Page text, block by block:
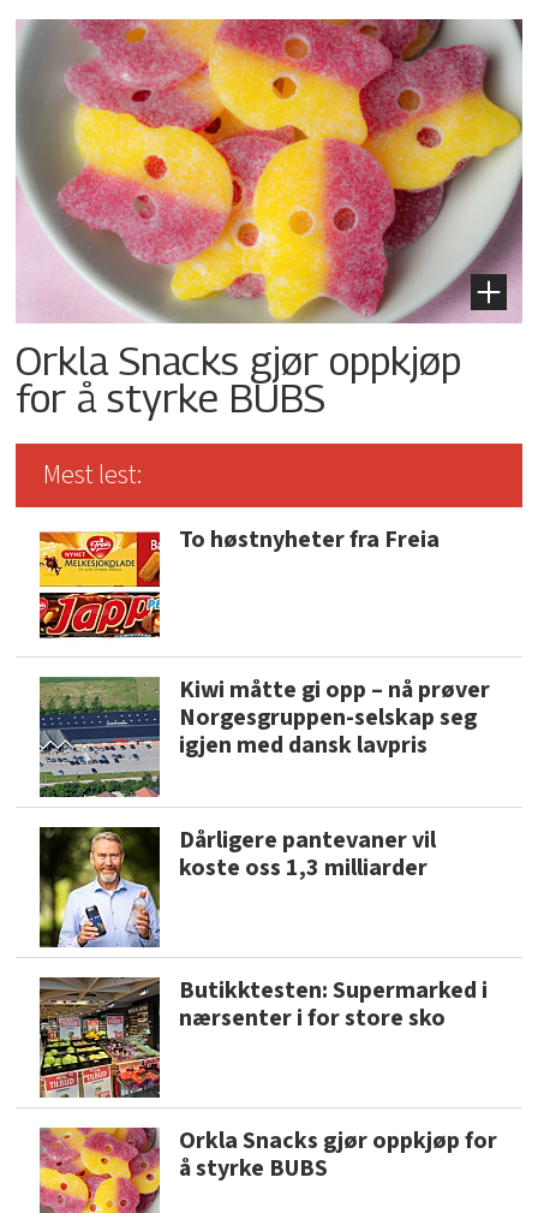
Orkla Snacks gjør oppkjøp
for å styrke BUBS
Mest lest:
To høstnyheter fra Freia
Kiwi måtte gi opp – nå prøver
Norgesgruppen-selskap seg
igjen med dansk lavpris
Dårligere pantevaner vil
koste oss 1,3 milliarder
Butikktesten: Supermarked i
nærsenter i for store sko
Orkla Snacks gjør oppkjøp for
å styrke BUBS